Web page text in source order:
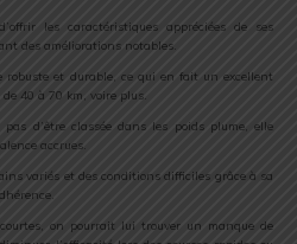
les caractéristiques appréciées de ses
des améliorations notables.
robuste et durable, ce qui en fait un excellent
40 à 70 km, voire plus.
d’être classée dans les poids plume, elle
accrues.
variés et des conditions difficiles grâce à sa
on pourrait lui trouver un manque de